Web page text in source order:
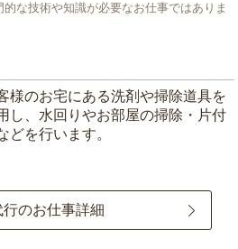
な技術や知識が必要なお仕事ではありま
様のお宅にある洗剤や掃除道具を
し、水回りやお部屋の掃除・片付
どを行います。
行のお仕事詳細